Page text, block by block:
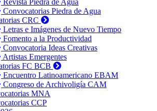
Revista Piedra de Agua
Convocatorias Piedra de Agua
CRC
Letras e Imágenes de Nuevo Tiempo
Fomento a la Productividad
Convocatoria Ideas Creativas
Artistas Emergentes
FC BCB
Encuentro Latinoamericano EBAM
Congreso de Archivoligía CAM
MNA
CCP